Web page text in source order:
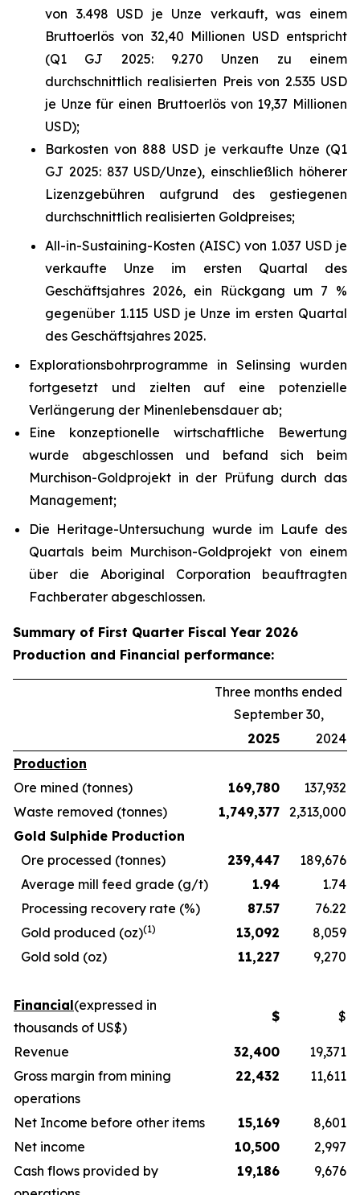
von 3.498 USD je Unze verkauft, was einem
Bruttoerlös von 32,40 Millionen USD entspricht
(Q1 GJ 2025: 9.270 Unzen zu einem
durchschnittlich realisierten Preis von 2.535 USD
je Unze für einen Bruttoerlös von 19,37 Millionen
USD);
Barkosten von 888 USD je verkaufte Unze (Q1
GJ 2025: 837 USD/Unze), einschließlich höherer
Lizenzgebühren aufgrund des gestiegenen
durchschnittlich realisierten Goldpreises;
All-in-Sustaining-Kosten (AISC) von 1.037 USD je
verkaufte Unze im ersten Quartal des
Geschäftsjahres 2026, ein Rückgang um 7 %
gegenüber 1.115 USD je Unze im ersten Quartal
des Geschäftsjahres 2025.
Explorationsbohrprogramme in Selinsing wurden
fortgesetzt und zielten auf eine potenzielle
Verlängerung der Minenlebensdauer ab;
Eine konzeptionelle wirtschaftliche Bewertung
wurde abgeschlossen und befand sich beim
Murchison-Goldprojekt in der Prüfung durch das
Management;
Die Heritage-Untersuchung wurde im Laufe des
Quartals beim Murchison-Goldprojekt von einem
über die Aboriginal Corporation beauftragten
Fachberater abgeschlossen.
Summary of First Quarter Fiscal Year 2026
Production and Financial performance:
Three months ended
September 30,
2025
2024
Production
Ore mined (tonnes)
169,780
137,932
Waste removed (tonnes)
1,749,377 2,313,000
Gold Sulphide Production
Ore processed (tonnes)
239,447
189,676
Average mill feed grade (g/t)
1.94
1.74
Processing recovery rate (%)
87.57
76.22
Gold produced (oz)(1) 13,092
8,059
Gold sold (oz)
11,227 9,270
Financial(expressed in
thousands of US$)
$ $
Revenue 32,400
19,371
Gross margin from mining
operations
22,432 11,611
Net Income before other items 15,169
8,601
Net income
10,500
2,997
Cash flows provided by
19,186 9,676